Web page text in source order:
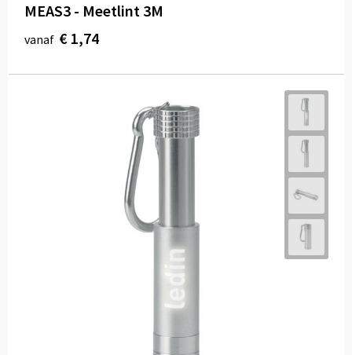
MEAS3 - Meetlint 3M
vanaf € 1,74